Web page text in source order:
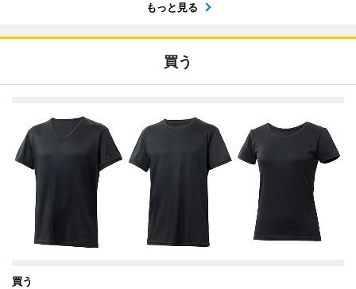
もっと見る
買う
買う